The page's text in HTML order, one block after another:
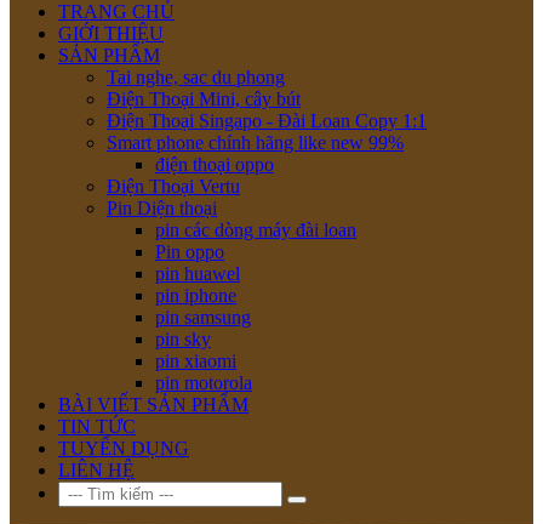
TRANG CHỦ
GIỚI THIỆU
SẢN PHẨM
Tai nghe, sac du phong
Điện Thoại Mini, cây bút
Điện Thoại Singapo - Đài Loan Copy 1:1
Smart phone chính hãng like new 99%
điện thoại oppo
Điện Thoại Vertu
Pin Diện thoại
pin các dòng máy đài loan
Pin oppo
pin huawel
pin iphone
pin samsung
pin sky
pin xiaomi
pin motorola
BÀI VIẾT SẢN PHẨM
TIN TỨC
TUYỂN DỤNG
LIÊN HỆ